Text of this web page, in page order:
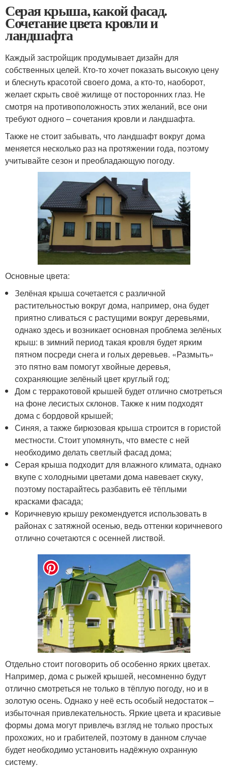
Серая крыша, какой фасад.
Сочетание цвета кровли и
ландшафта
Каждый застройщик продумывает дизайн для
собственных целей. Кто-то хочет показать высокую цену
и блеснуть красотой своего дома, а кто-то, наоборот,
желает скрыть своё жилище от посторонних глаз. Не
смотря на противоположность этих желаний, все они
требуют одного – сочетания кровли и ландшафта.
Также не стоит забывать, что ландшафт вокруг дома
меняется несколько раз на протяжении года, поэтому
учитывайте сезон и преобладающую погоду.
Основные цвета:
Зелёная крыша сочетается с различной
растительностью вокруг дома, например, она будет
приятно сливаться с растущими вокруг деревьями,
однако здесь и возникает основная проблема зелёных
крыш: в зимний период такая кровля будет ярким
пятном посреди снега и голых деревьев. «Размыть»
это пятно вам помогут хвойные деревья,
сохраняющие зелёный цвет круглый год;
Дом с терракотовой крышей будет отлично смотреться
на фоне лесистых склонов. Также к ним подходят
дома с бордовой крышей;
Синяя, а также бирюзовая крыша строится в гористой
местности. Стоит упомянуть, что вместе с ней
необходимо делать светлый фасад дома;
Серая крыша подходит для влажного климата, однако
вкупе с холодными цветами дома навевает скуку,
поэтому постарайтесь разбавить её тёплыми
красками фасада;
Коричневую крышу рекомендуется использовать в
районах с затяжной осенью, ведь оттенки коричневого
отлично сочетаются с осенней листвой.
Отдельно стоит поговорить об особенно ярких цветах.
Например, дома с рыжей крышей, несомненно будут
отлично смотреться не только в тёплую погоду, но и в
золотую осень. Однако у неё есть особый недостаток –
избыточная привлекательность. Яркие цвета и красивые
формы дома могут привлечь взгляд не только простых
прохожих, но и грабителей, поэтому в данном случае
будет необходимо установить надёжную охранную
систему.